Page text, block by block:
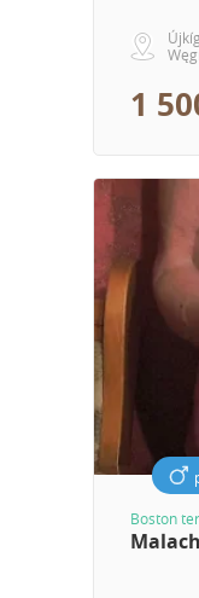
1
Boston